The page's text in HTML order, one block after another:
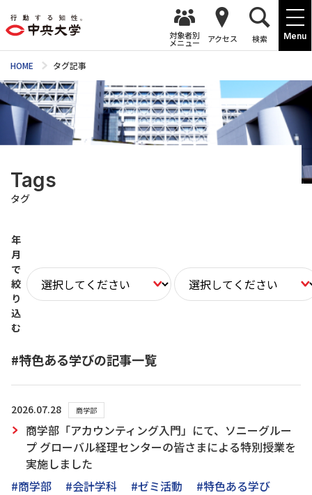
Menu
対象者別
メニュー アクセス 検索
HOME タグ記事
Tags
タグ
年
月
で
絞
り
込
む
#特色ある学びの記事一覧
2026.07.28 商学部
商学部「アカウンティング入門」にて、ソニーグルー
プ グローバル経理センターの皆さまによる特別授業を
実施しました
#商学部
#会計学科 #ゼミ活動
#特色ある学び